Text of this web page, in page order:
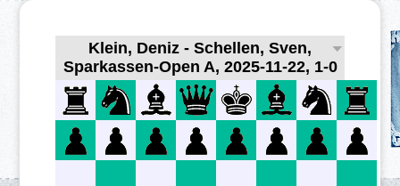
Klein, Deniz - Schellen, Sven,
Sparkassen-Open A, 2025-11-22, 1-0